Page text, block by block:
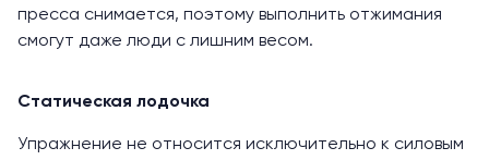
пресса снимается, поэтому выполнить отжимания
смогут даже люди с лишним весом.
Статическая лодочка
Упражнение не относится исключительно к силовым